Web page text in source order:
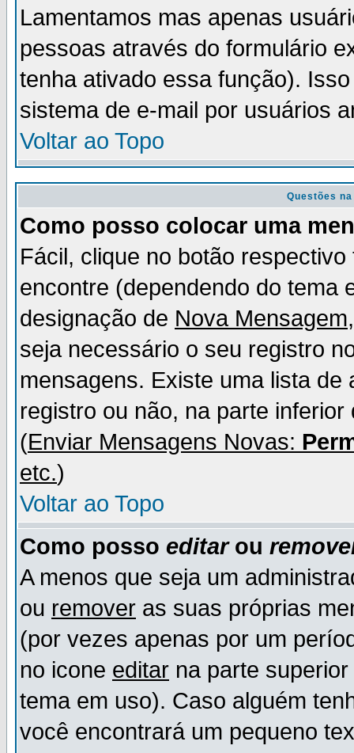
Lamentamos mas apenas
pessoas através do formulário
tenha ativado essa função).
sistema de e-mail por usuários
Voltar ao Topo
Questões
Como posso colocar uma
Fácil, clique no botão
encontre (dependendo do tema
designação de Nova Mensagem
seja necessário o seu registro
mensagens. Existe uma lista
registro ou não, na parte
(Enviar Mensagens Novas:
etc.)
Voltar ao Topo
Como posso editarou
A menos que seja um
ou remover as suas próprias
(por vezes apenas por um
no icone editar na parte
tema em uso). Caso alguém
você encontrará um pequeno